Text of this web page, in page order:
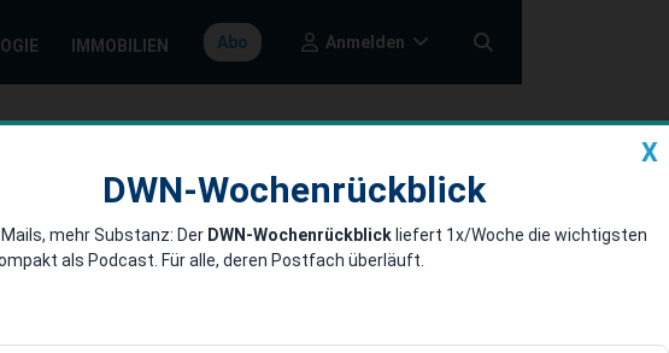
IMMOBILIEN Abo Anmelden
X
DWN-Wochenrückblick
mehr Substanz: Der DWN-Wochenrückblick liefert 1x/Woche die wichtigsten
als Podcast. Für alle, deren Postfach überläuft.